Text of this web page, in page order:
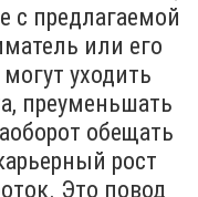
с предлагаемой
или его
уходить
преуменьшать
обещать
рост
Это повод